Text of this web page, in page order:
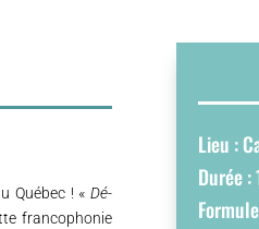
Québec ! « Dé-
francophonie
Lieu :
Durée